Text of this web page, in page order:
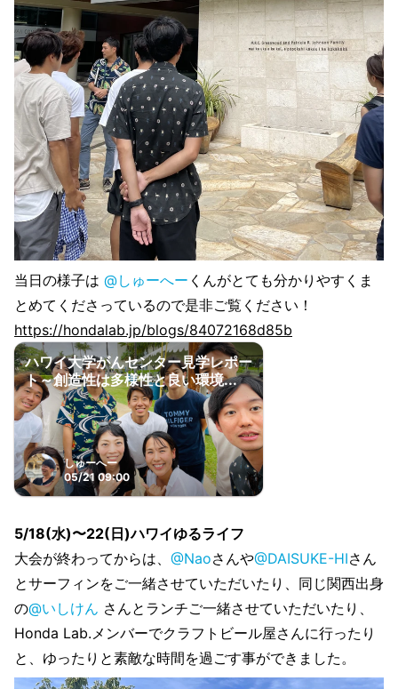
当日の様子は @しゅーへー くんがとても分かりやすくま
とめてくださっているので是非ご覧ください！
https://hondalab.jp/blogs/84072168d85b
ハワイ大学がんセンター見学レポー
ト～創造性は多様性と良い環境...
しゅーへー
05/21 09:00
5/18(水)〜22(日)ハワイゆるライフ
大会が終わってからは、 @Naoさんや@DAISUKE-HIさん
とサーフィンをご一緒させていただいたり、同じ関西出身
の@いしけん さんとランチご一緒させていただいたり、
Honda Lab.メンバーでクラフトビール屋さんに行ったり
と、ゆったりと素敵な時間を過ごす事ができました。